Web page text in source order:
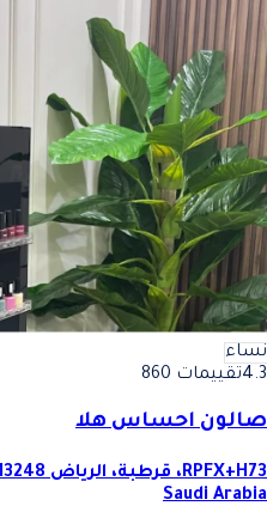
نساء
4.3تقييمات 860
صالون احساس هلا
Saudi Arabia